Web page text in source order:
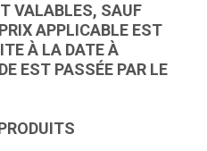
VALABLES, SAUF
APPLICABLE EST
À LA DATE À
EST PASSÉE PAR LE